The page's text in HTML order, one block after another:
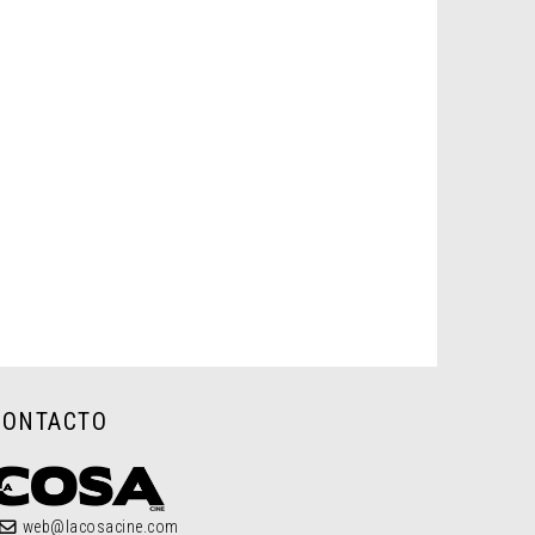
web@lacosacine.com